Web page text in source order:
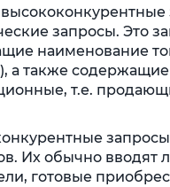
запросы. Это
наименование
а также содержащие
т.е.
Их обычно вводят
готовые